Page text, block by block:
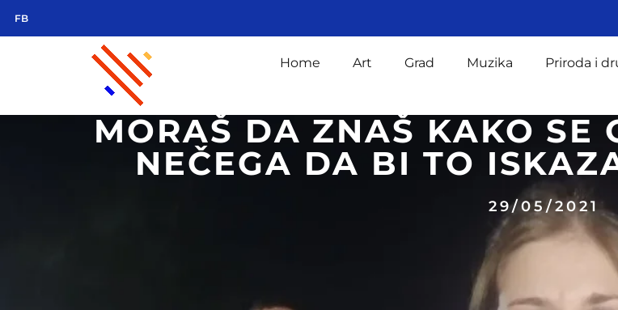
FB
Home Art Grad Muzika Priroda i
MORAŠ DA ZNAŠ KAKO SE
NEČEGA DA BI TO
29/05/2021